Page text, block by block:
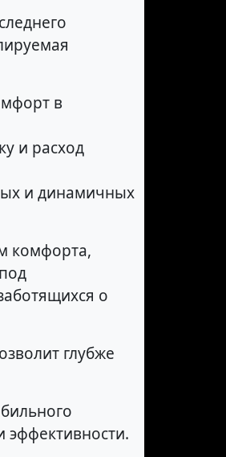
в
и расход
и динамичных
комфорта,
о
глубже
эффективности.